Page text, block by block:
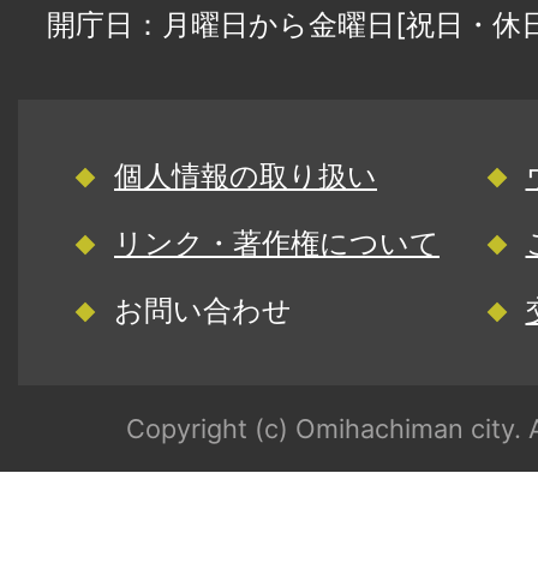
開庁日：月曜日から金曜日[祝日・
個人情報の取り扱い
リンク・著作権について
お問い合わせ
Copyright (c) Omihachiman city.